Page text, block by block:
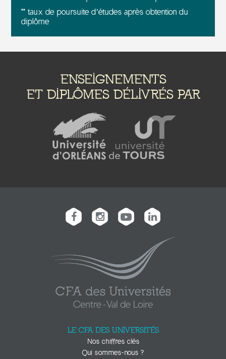
** taux de poursuite d’études après obtention du
diplôme
ENSEIGNEMENTS
ET DIPLÔMES DÉLIVRÉS PAR
LE CFA DES UNIVERSITÉS
Nos chiffres clés
Qui sommes-nous ?